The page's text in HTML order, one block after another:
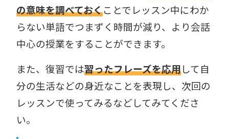
の意味を調べておくことでレッスン中にわか
らない単語でつまずく時間が減り、より会話
中心の授業をすることができます。
また、復習では習ったフレーズを応用して自
分の生活などの身近なことを表現し、次回の
レッスンで使ってみるなどしてみてくださ
い。